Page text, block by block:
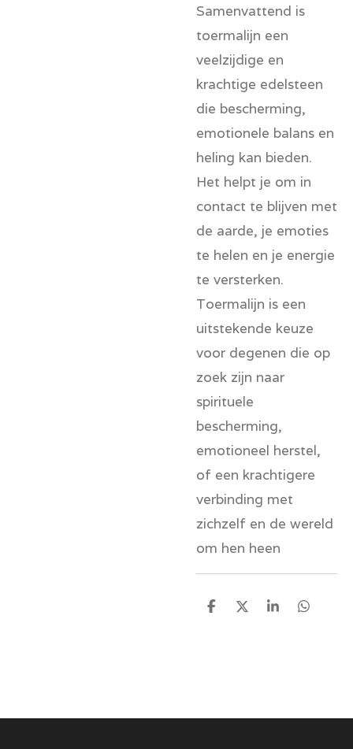
Samenvattend is
toermalijn een
veelzijdige en
krachtige edelsteen
die bescherming,
emotionele balans en
heling kan bieden.
Het helpt je om in
contact te blijven met
de aarde, je emoties
te helen en je energie
te versterken.
Toermalijn is een
uitstekende keuze
voor degenen die op
zoek zijn naar
spirituele
bescherming,
emotioneel herstel,
of een krachtigere
verbinding met
zichzelf en de wereld
om hen heen
D
D
S
D